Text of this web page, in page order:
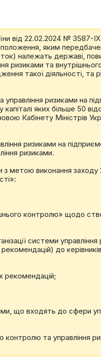
від 22.02.2024 № 3587-
положення, яким
належать державі,
ризиками та
такої діяльності, та
ризиками на
яких більше 50
Кабінету Міністрів
ризиками на
ризиками.
з метою виконання
контролю» щодо
системи управління
до
рекомендацій;
що входять до сфери
та управління